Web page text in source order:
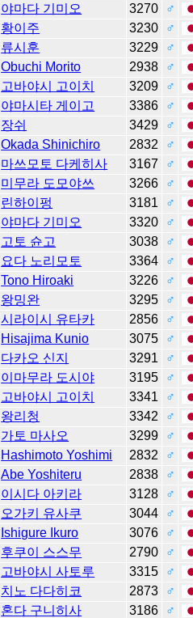
야마다 기미오 3270
♂
황이주 3230
♂
류시훈 3229
♂
Obuchi Morito 2938
♂
고바야시 고이치 3209
♂
야마시타 게이고 3386
♂
장쉬 3429
♂
Okada Shinichiro 2832
♂
마쓰모토 다케히사 3167
♂
미무라 도모야쓰 3266
♂
린하이펑 3181
♂
야마다 기미오 3320
♂
고토 슌고 3038
♂
요다 노리모토 3364
♂
Tono Hiroaki 3226
♂
왕밍완 3295
♂
시라이시 유타카 2856
♂
Hisajima Kunio 3075
♂
다카오 신지 3291
♂
이마무라 도시야 3195
♂
고바야시 고이치 3341
♂
왕리청 3342
♂
가토 마사오 3299
♂
Hashimoto Yoshimi 2832
♂
Abe Yoshiteru 2838
♂
이시다 아키라 3128
♂
오가키 유사쿠 3044
♂
Ishigure Ikuro 3076
♂
후쿠이 스스무 2790
♂
고바야시 사토루 3315
♂
치노 다다히코 2873
♂
혼다 구니히사 3186
♂